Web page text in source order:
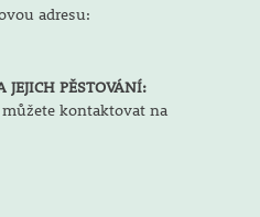
adresu:
PĚSTOVÁNÍ:
kontaktovat na